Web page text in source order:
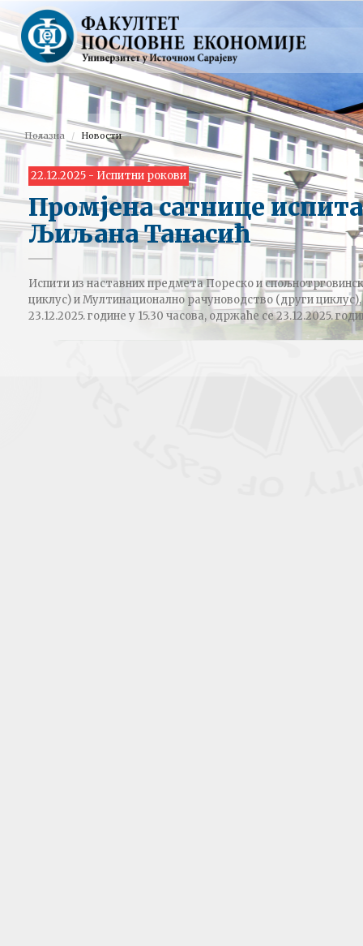
Полазна Новости
22.12.2025 - Испитни рокови
Промјена сатнице
Љиљана Танасић
Испити из наставних предмета Пореско и
циклус) и Мултинационално рачуноводство (други циклус),
23.12.2025. године у 15.30 часова, одржаће се 23.12.2025.